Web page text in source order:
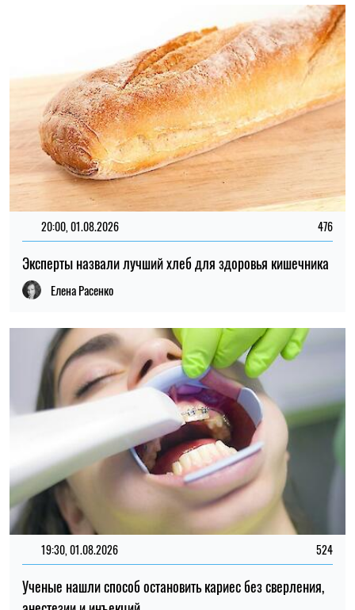
20:00, 01.08.2026 476
Эксперты назвали лучший хлеб для здоровья кишечника
Елена Расенко
19:30, 01.08.2026 524
Ученые нашли способ остановить кариес без сверления,